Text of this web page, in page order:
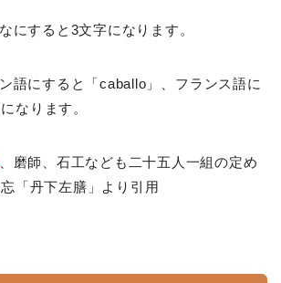
にすると3文字になります。
語にすると「caballo」、フランス語に
なります。
、磨師、石工なども二十五人一組の定め
「丹下左膳」より引用